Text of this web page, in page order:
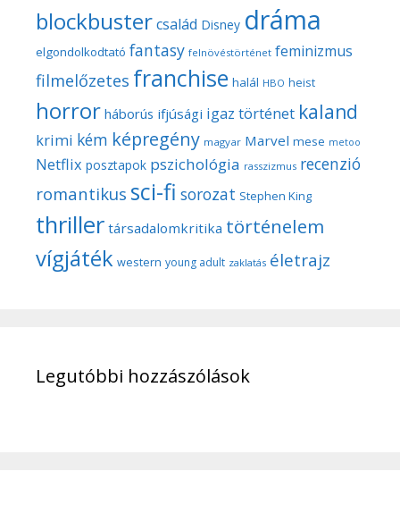
blockbustercsalád Disney dráma
elgondolkodtató fantasy felnövéstörténet feminizmus
filmelőzetes franchise halál HBO heist
horror háborús ifjúsági igaz történet kaland
krimi kém képregény magyar Marvel mese metoo
Netflix posztapok pszichológia rasszizmus recenzió
romantikus sci-fi sorozat Stephen King
thriller társadalomkritika történelem
vígjáték western young adult zaklatás életrajz
Legutóbbi hozzászólások